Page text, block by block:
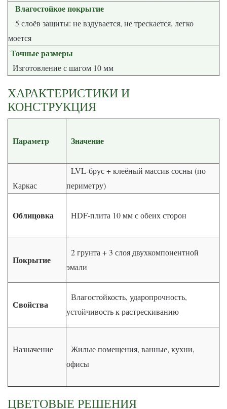
Влагостойкое покрытие
5 слоёв защиты: не вздувается, не трескается, легко
моется
Точные размеры
Изготовление с шагом 10 мм
ХАРАКТЕРИСТИКИ И
КОНСТРУКЦИЯ
Параметр Значение
Каркас
LVL-брус + клеёный массив сосны (по
периметру)
Облицовка HDF-плита 10 мм с обеих сторон
Покрытие
2 грунта + 3 слоя двухкомпонентной
эмали
Свойства
Влагостойкость, ударопрочность,
устойчивость к растрескиванию
Назначение
Жилые помещения, ванные, кухни,
офисы
ЦВЕТОВЫЕ РЕШЕНИЯ